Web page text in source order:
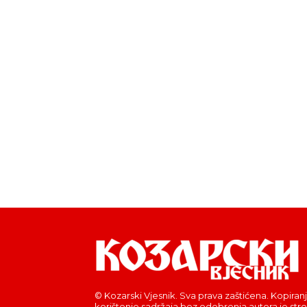
© Kozarski Vjesnik. Sva prava zaštićena.